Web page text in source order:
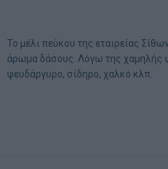
Το μέλι πεύκου της εταιρείας
άρωμα δάσους. Λόγω της χαμηλής
ψευδάργυρο, σίδηρο, χαλκό κλπ.